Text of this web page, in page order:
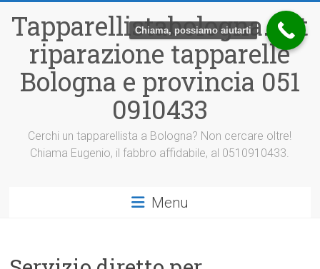
contenuto
Tapparellistabologna.net
riparazione tapparelle
Bologna e provincia 051
0910433
Cerchi un tapparellista a Bologna? Non cercare oltre!
Chiama Eugenio, il fabbro affidabile, al 0510910433.
Menu
Chiama, possiamo aiutarti